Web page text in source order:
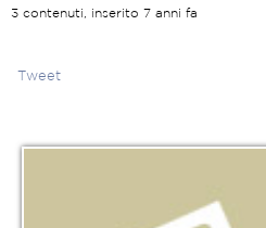
3 contenuti, inserito 7 anni fa
Tweet